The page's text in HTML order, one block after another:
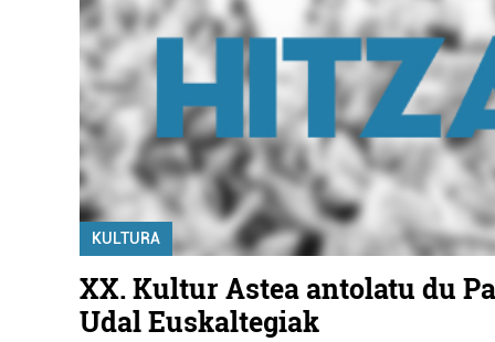
KULTURA
XX. Kultur Astea antolatu du
Udal Euskaltegiak